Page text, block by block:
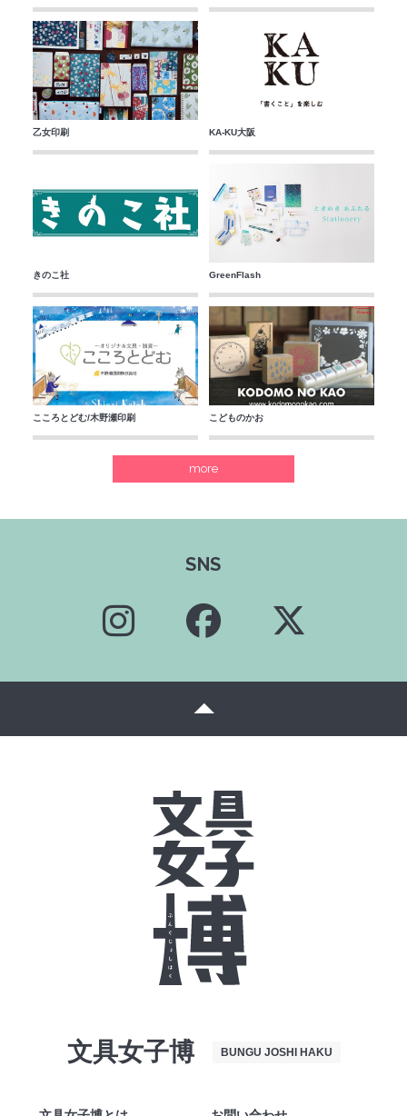
乙女印刷 KA-KU大阪
きのこ社 GreenFlash
こころとどむ/木野瀬印刷 こどものかお
more
SNS
文具女子博 BUNGU JOSHI HAKU